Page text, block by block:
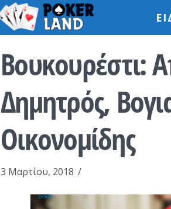
Βουκουρέστι:
Δημητρός,
Οικονομίδης
3 Μαρτίου, 2018